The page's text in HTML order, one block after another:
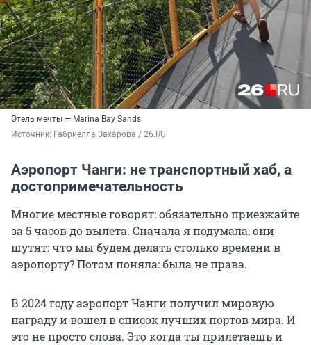
Отель мечты — Marina Bay Sands
Источник: Габриелла Захарова / 26.RU
Аэропорт Чанги: не транспортный хаб, а
достопримечательность
Многие местные говорят: обязательно приезжайте
за 5 часов до вылета. Сначала я подумала, они
шутят: что мы будем делать столько времени в
аэропорту? Потом поняла: была не права.
В 2024 году аэропорт Чанги получил мировую
награду и вошел в список лучших портов мира. И
это не просто слова. Это когда ты прилетаешь и